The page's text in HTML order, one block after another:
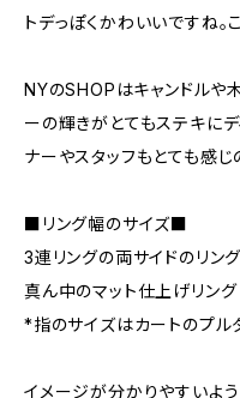
トデっぽくかわいいですね
NYのSHOPはキャンドルや
ーの輝きがとてもステキにデ
ナーやスタッフもとても感じ
■リング幅のサイズ■
3連リングの両サイドのリ
真ん中のマット仕上げリン
*指のサイズはカートのプル
イメージが分かりやすいよ